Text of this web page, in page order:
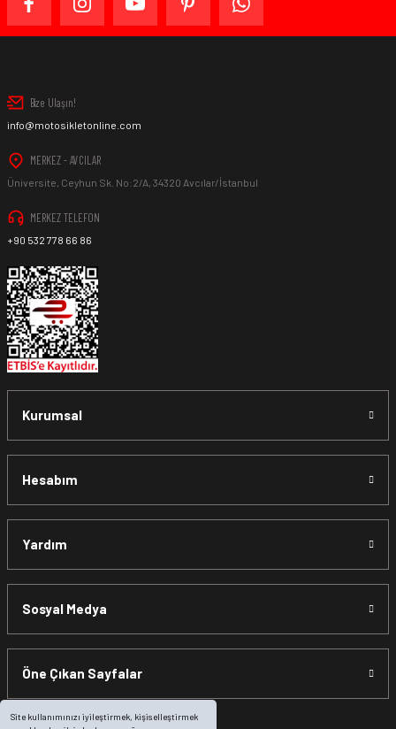
Site kullanımınızı iyileştirmek, kişiselleştirmek
Bize Ulaşın!
info@motosikletonline.com
MERKEZ - AVCILAR
Üniversite, Ceyhun Sk. No:2/A, 34320 Avcılar/İstanbul
MERKEZ TELEFON
+90 532 778 66 86
Kurumsal
Hesabım
Yardım
Sosyal Medya
Öne Çıkan Sayfalar